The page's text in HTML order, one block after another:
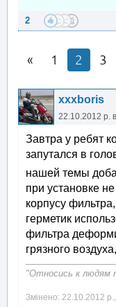
2
1 2 3
xxxboris
22.10.2012 р.
Завтра у ребят
запутался в
нашей темы
при установке
корпусу
герметик
фильтра
грязного
"Относись к людям
Змінено: 22.10.2012 р.,